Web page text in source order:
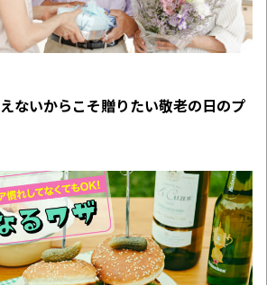
えないからこそ贈りたい敬老の日のプ